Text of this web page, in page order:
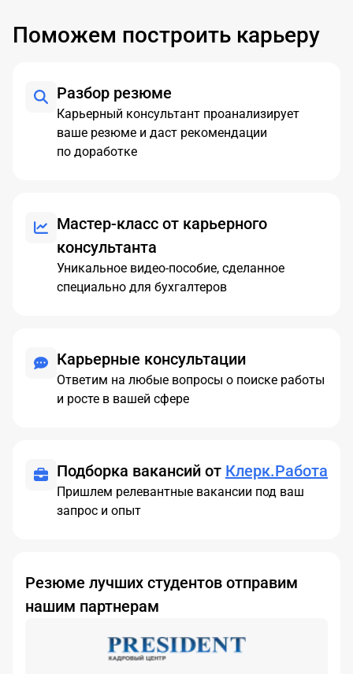
Поможем построить карьеру
Разбор резюме
Карьерный консультант проанализирует
ваше резюме и даст рекомендации
по доработке
Мастер-класс от карьерного
консультанта
Уникальное видео-пособие, сделанное
специально для бухгалтеров
Карьерные консультации
Ответим на любые вопросы о поиске работы
и росте в вашей сфере
Подборка вакансий от Клерк.Работа
Пришлем релевантные вакансии под ваш
запрос и опыт
Резюме лучших студентов отправим
нашим партнерам